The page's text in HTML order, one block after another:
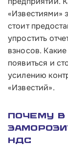
«Известиями»
стоит
упростить
взносов.
появиться и
усилению
«Известий».
Почему в
НДС